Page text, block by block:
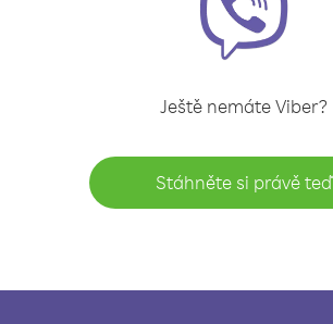
Ještě nemáte Viber?
Stáhněte si právě teď